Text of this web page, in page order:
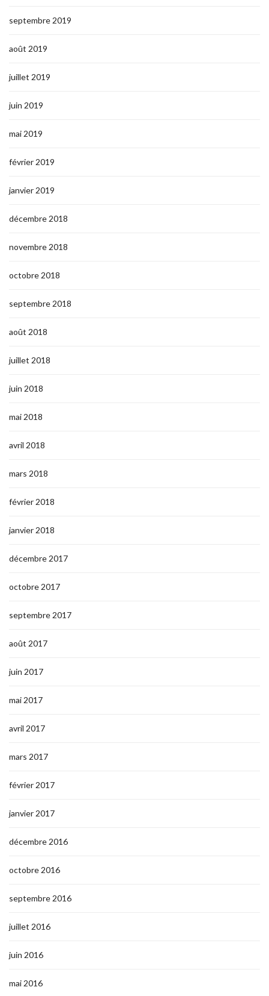
septembre 2019
août 2019
juillet 2019
juin 2019
mai 2019
février 2019
janvier 2019
décembre 2018
novembre 2018
octobre 2018
septembre 2018
août 2018
juillet 2018
juin 2018
mai 2018
avril 2018
mars 2018
février 2018
janvier 2018
décembre 2017
octobre 2017
septembre 2017
août 2017
juin 2017
mai 2017
avril 2017
mars 2017
février 2017
janvier 2017
décembre 2016
octobre 2016
septembre 2016
juillet 2016
juin 2016
mai 2016